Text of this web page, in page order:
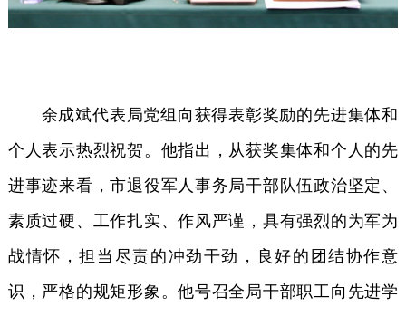
余成斌代表局党组向获得表彰奖励的先进集体和
个人表示热烈祝贺。他指出，从获奖集体和个人的先
进事迹来看，市退役军人事务局干部队伍政治坚定、
素质过硬、工作扎实、作风严谨，具有强烈的为军为
战情怀，担当尽责的冲劲干劲，良好的团结协作意
识，严格的规矩形象。他号召全局干部职工向先进学